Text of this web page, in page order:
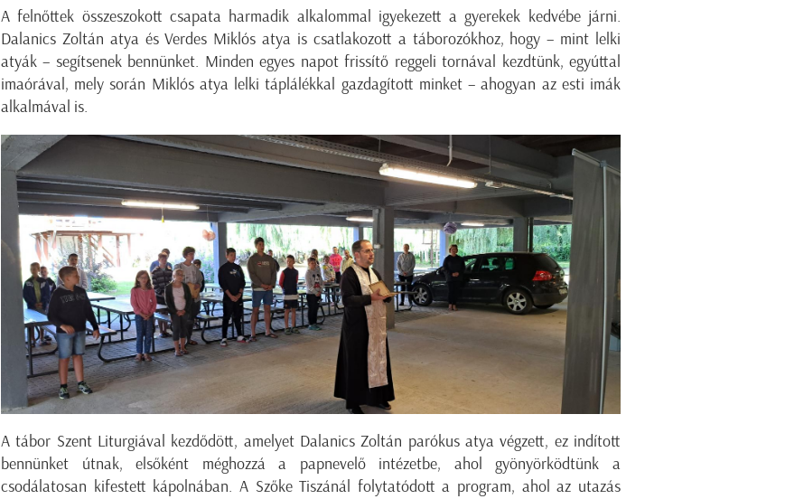
A felnőttek összeszokott csapata harmadik alkalommal igyekezett a gyerekek kedvébe járni.
Dalanics Zoltán atya és Verdes Miklós atya is csatlakozott a táborozókhoz, hogy – mint lelki
atyák – segítsenek bennünket. Minden egyes napot frissítő reggeli tornával kezdtünk, egyúttal
imaórával, mely során Miklós atya lelki táplálékkal gazdagított minket – ahogyan az esti imák
alkalmával is.
A tábor Szent Liturgiával kezdődött, amelyet Dalanics Zoltán parókus atya végzett, ez indított
bennünket útnak, elsőként méghozzá a papnevelő intézetbe, ahol gyönyörködtünk a
csodálatosan kifestett kápolnában. A Szőke Tiszánál folytatódott a program, ahol az utazás